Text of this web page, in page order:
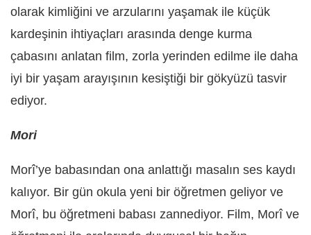
olarak kimliğini ve arzularını yaşamak ile küçük
kardeşinin ihtiyaçları arasında denge kurma
çabasını anlatan film, zorla yerinden edilme ile daha
iyi bir yaşam arayışının kesiştiği bir gökyüzü tasvir
ediyor.
Mori
Morî’ye babasından ona anlattığı masalın ses kaydı
kalıyor. Bir gün okula yeni bir öğretmen geliyor ve
Morî, bu öğretmeni babası zannediyor. Film, Morî ve